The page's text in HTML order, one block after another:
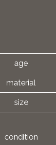
age
material
size
condition